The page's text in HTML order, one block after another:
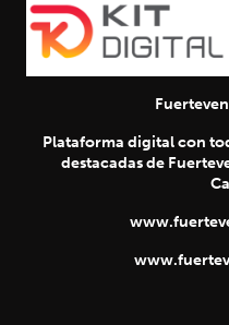
Plataforma digital con
destacadas de